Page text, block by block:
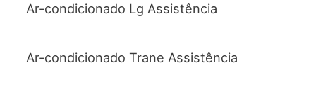
Ar-condicionado Lg Assistência
Ar-condicionado Trane Assistência